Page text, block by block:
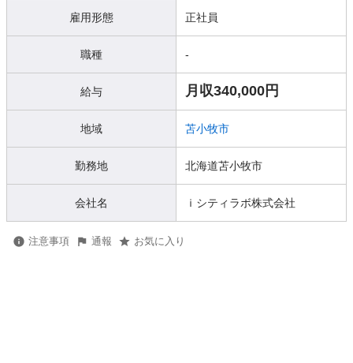
雇用形態 正社員
職種 -
給与 月収340,000円
地域 苫小牧市
勤務地 北海道苫小牧市
会社名 ｉシティラボ株式会社
注意事項 通報 お気に入り